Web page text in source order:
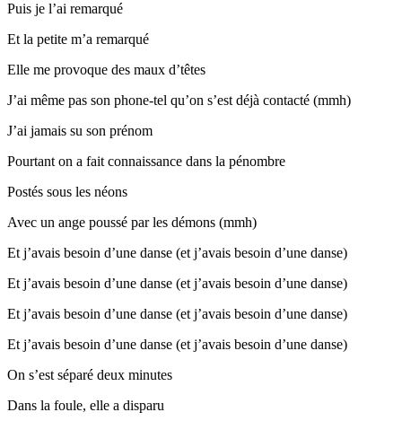
Puis je l’ai remarqué
Et la petite m’a remarqué
Elle me provoque des maux d’têtes
J’ai même pas son phone-tel qu’on s’est déjà contacté (mmh)
J’ai jamais su son prénom
Pourtant on a fait connaissance dans la pénombre
Postés sous les néons
Avec un ange poussé par les démons (mmh)
Et j’avais besoin d’une danse (et j’avais besoin d’une danse)
Et j’avais besoin d’une danse (et j’avais besoin d’une danse)
Et j’avais besoin d’une danse (et j’avais besoin d’une danse)
Et j’avais besoin d’une danse (et j’avais besoin d’une danse)
On s’est séparé deux minutes
Dans la foule, elle a disparu